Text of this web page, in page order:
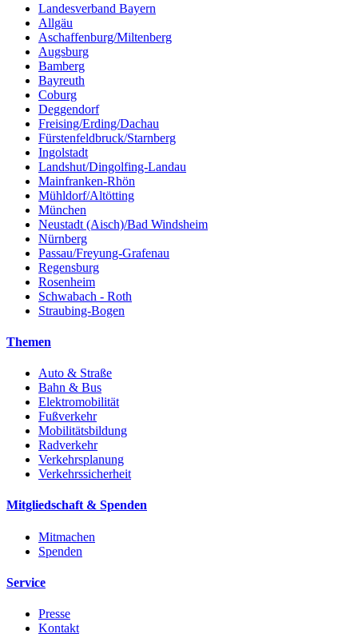
Landesverband Bayern
Allgäu
Aschaffenburg/Miltenberg
Augsburg
Bamberg
Bayreuth
Coburg
Deggendorf
Freising/Erding/Dachau
Fürstenfeldbruck/Starnberg
Ingolstadt
Landshut/Dingolfing-Landau
Mainfranken-Rhön
Mühldorf/Altötting
München
Neustadt (Aisch)/Bad Windsheim
Nürnberg
Passau/Freyung-Grafenau
Regensburg
Rosenheim
Schwabach - Roth
Straubing-Bogen
Themen
Auto & Straße
Bahn & Bus
Elektromobilität
Fußverkehr
Mobilitätsbildung
Radverkehr
Verkehrsplanung
Verkehrssicherheit
Mitgliedschaft & Spenden
Mitmachen
Spenden
Service
Presse
Kontakt